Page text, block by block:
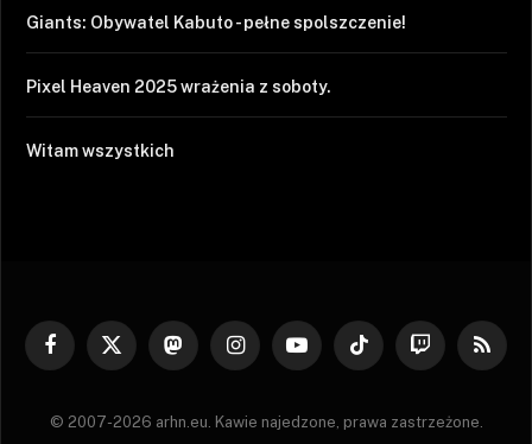
Giants: Obywatel Kabuto - pełne spolszczenie!
Pixel Heaven 2025 wrażenia z soboty.
Witam wszystkich
Facebook
X
MastodonInstagramYouTubeTikTok Twitch RSS
© 2007-2026 arhn.eu. Kawie najedzone, prawa zastrzeżone.